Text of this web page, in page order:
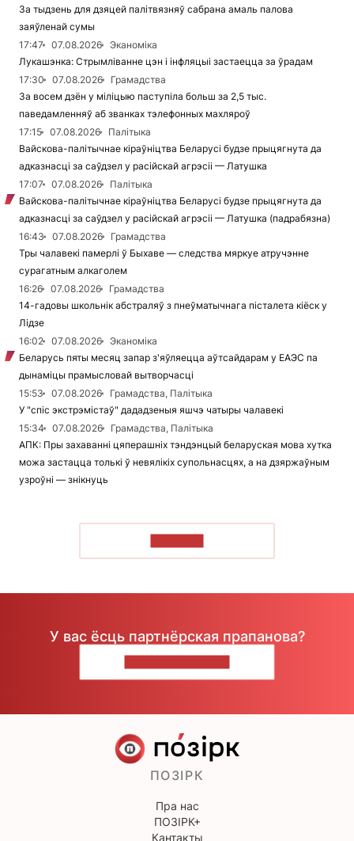
За тыдзень для дзяцей палітвязняў сабрана амаль палова
заяўленай сумы
17:47
07.08.2026
Эканоміка
Лукашэнка: Стрымліванне цэн і інфляцыі застаецца за ўрадам
17:30
07.08.2026
Грамадства
За восем дзён у міліцыю паступіла больш за 2,5 тыс.
паведамленняў аб званках тэлефонных махляроў
17:15
07.08.2026
Палітыка
Вайскова-палітычнае кіраўніцтва Беларусі будзе прыцягнута да
адказнасці за саўдзел у расійскай агрэсіі — Латушка
17:07
07.08.2026
Палітыка
Вайскова-палітычнае кіраўніцтва Беларусі будзе прыцягнута да
адказнасці за саўдзел у расійскай агрэсіі — Латушка (падрабязна)
16:43
07.08.2026
Грамадства
Тры чалавекі памерлі ў Быхаве — следства мяркуе атручэнне
сурагатным алкаголем
16:26
07.08.2026
Грамадства
14-гадовы школьнік абстраляў з пнеўматычнага пісталета кіёск у
Лідзе
16:02
07.08.2026
Эканоміка
Беларусь пяты месяц запар з'яўляецца аўтсайдарам у ЕАЭС па
дынаміцы прамысловай вытворчасці
15:53
07.08.2026
Грамадства, Палітыка
У "спіс экстрэмістаў" дададзеныя яшчэ чатыры чалавекі
15:34
07.08.2026
Грамадства, Палітыка
АПК: Пры захаванні цяперашніх тэндэнцый беларуская мова хутка
можа застацца толькі ў невялікіх супольнасцях, а на дзяржаўным
узроўні — знікнуць
У вас ёсць партнёрская прапанова?
ПОЗІРК
Пра нас
ПОЗІРК+
Кантакты